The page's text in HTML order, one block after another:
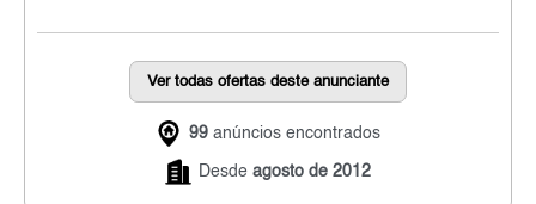
Ver todas ofertas deste anunciante
99 anúncios encontrados
Desde agosto de 2012